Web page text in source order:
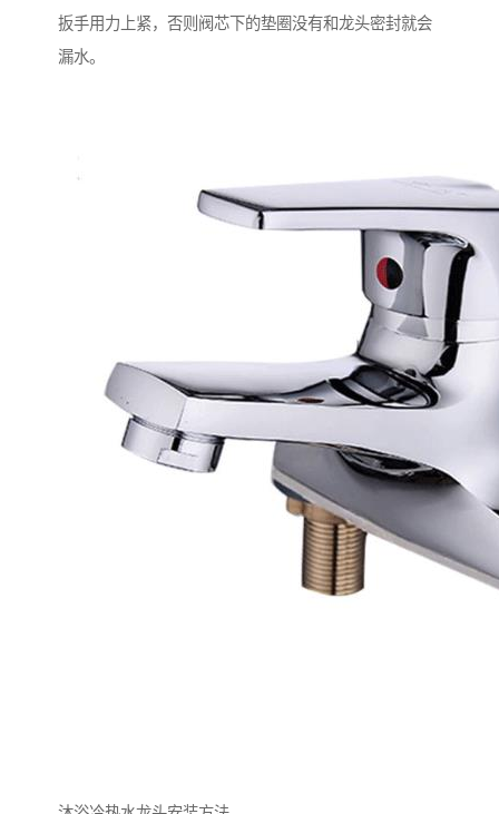
扳手用力上紧，否则阀芯下的垫圈没有和龙头密封就会
漏水。